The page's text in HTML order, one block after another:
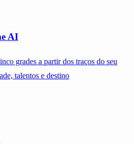
AI
grades a partir dos traços do seu
talentos e destino